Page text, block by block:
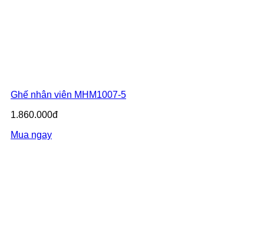
Ghế nhân viên MHM1007-5
1.860.000đ
Mua ngay